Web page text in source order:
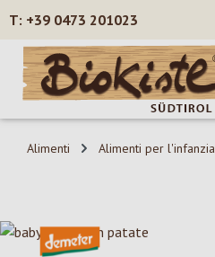
Passa al contenuto principale
+39 0473 201023
Alimenti Alimenti per l'infanzia
Salta la galleria di immagini